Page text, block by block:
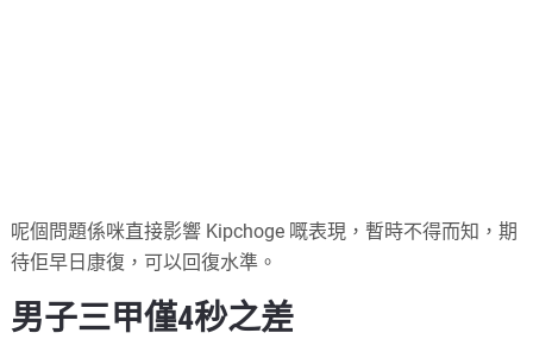
呢個問題係咪直接影響 Kipchoge 嘅表現，暫時不得而知，期
待佢早日康復，可以回復水準。
男子三甲僅4秒之差